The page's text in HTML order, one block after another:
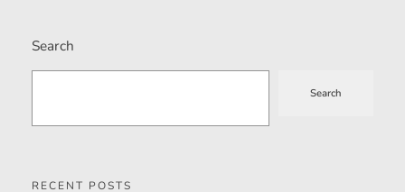
Search
Search
RECENT POSTS